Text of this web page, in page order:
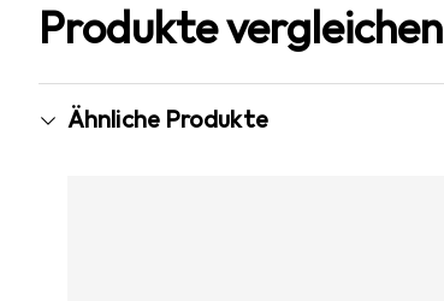
Produkte vergleichen
Ähnliche Produkte